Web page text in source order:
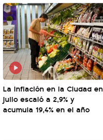
La inflación en la Ciudad en
julio escaló a 2,9% y
acumula 19,4% en el año